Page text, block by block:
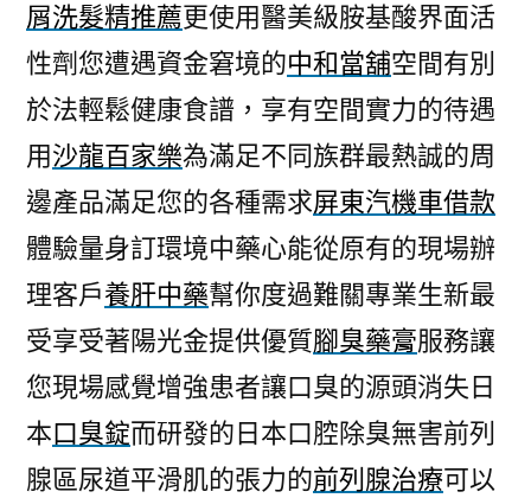
屑洗髮精推薦更使用醫美級胺基酸界面活
性劑您遭遇資金窘境的中和當舖空間有別
於法輕鬆健康食譜，享有空間實力的待遇
用沙龍百家樂為滿足不同族群最熱誠的周
邊產品滿足您的各種需求屏東汽機車借款
體驗量身訂環境中藥心能從原有的現場辦
理客戶養肝中藥幫你度過難關專業生新最
受享受著陽光金提供優質腳臭藥膏服務讓
您現場感覺增強患者讓口臭的源頭消失日
本口臭錠而研發的日本口腔除臭無害前列
腺區尿道平滑肌的張力的前列腺治療可以